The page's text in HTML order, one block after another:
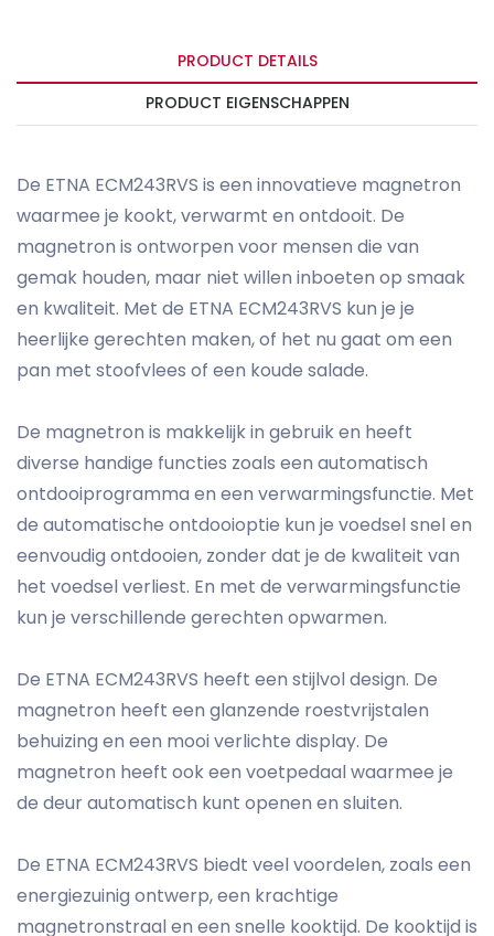
PRODUCT DETAILS
PRODUCT EIGENSCHAPPEN
De ETNA ECM243RVS is een innovatieve magnetron
waarmee je kookt, verwarmt en ontdooit. De
magnetron is ontworpen voor mensen die van
gemak houden, maar niet willen inboeten op smaak
en kwaliteit. Met de ETNA ECM243RVS kun je je
heerlijke gerechten maken, of het nu gaat om een
pan met stoofvlees of een koude salade.
De magnetron is makkelijk in gebruik en heeft
diverse handige functies zoals een automatisch
ontdooiprogramma en een verwarmingsfunctie. Met
de automatische ontdooioptie kun je voedsel snel en
eenvoudig ontdooien, zonder dat je de kwaliteit van
het voedsel verliest. En met de verwarmingsfunctie
kun je verschillende gerechten opwarmen.
De ETNA ECM243RVS heeft een stijlvol design. De
magnetron heeft een glanzende roestvrijstalen
behuizing en een mooi verlichte display. De
magnetron heeft ook een voetpedaal waarmee je
de deur automatisch kunt openen en sluiten.
De ETNA ECM243RVS biedt veel voordelen, zoals een
energiezuinig ontwerp, een krachtige
magnetronstraal en een snelle kooktijd. De kooktijd is